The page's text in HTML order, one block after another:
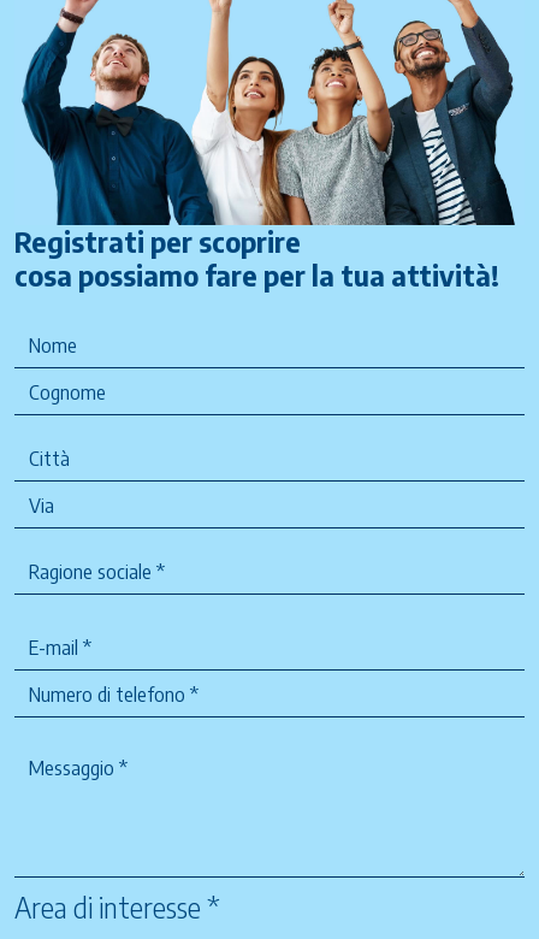
Registrati per scoprire
cosa possiamo fare per la tua attività!
Area di interesse *